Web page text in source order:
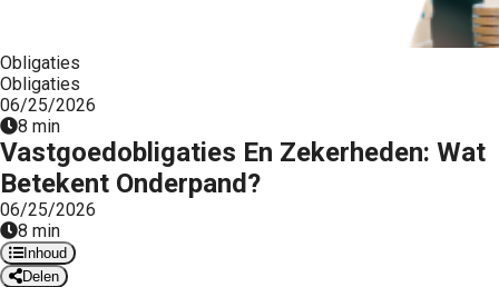
Obligaties
Obligaties
06/25/2026
8 min
Vastgoedobligaties En Zekerheden: Wat
Betekent Onderpand?
06/25/2026
8 min
Inhoud
Delen